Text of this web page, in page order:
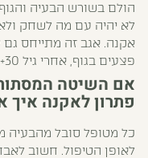
הולם בשורש הבעיה
לא יהיה עם מה לשחק
אקנה. אגב זה מתייחס גם
פצעים בגוף, אחרי גיל 30+ ואפילו 40+ כולל אקנה הורמונלי.
אם השיטה
פתרון לאקנה איך
כל מטופל סובל מהבעיה
לאופן הטיפול. חשוב